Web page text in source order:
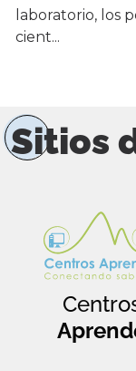
laboratorio, los
cient...
Sitios